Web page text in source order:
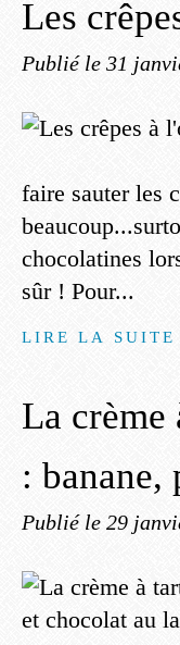
Les
Publié le 31
faire sauter les
chocolatines
sûr ! Pour...
LIRE LA SUITE
La crème
:
Publié le 29